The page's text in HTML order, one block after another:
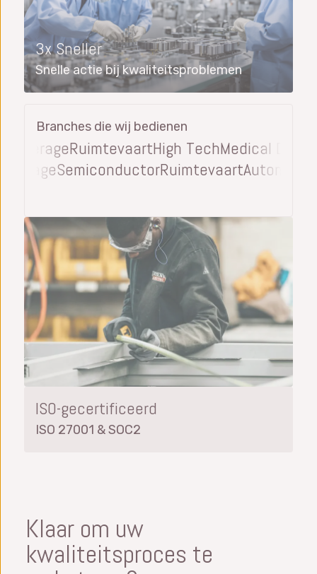
3x Sneller
Snelle actie bij kwaliteitsproblemen
Branches die wij bedienen
RuimtevaartHigh TechMedical Devices
BeverageSemiconductorRuimtevaart
ISO-gecertificeerd
ISO 27001 & SOC2
Klaar om uw
kwaliteitsproces te